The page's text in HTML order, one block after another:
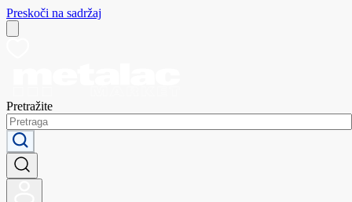
Preskoči na sadržaj
Pretražite